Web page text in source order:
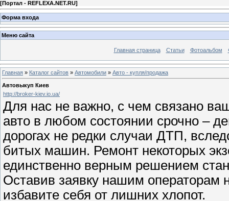
[Портал - REFLEXA.NET.RU]
Форма входа
Меню сайта
Главная страница Статьи Фотоальбом
Главная » Каталог сайтов » Автомобили » Авто - купля/продажа
Автовыкуп Киев
http://broker-kiev.io.ua/
Для нас не важно, с чем связано
авто в любом состоянии срочно –
дорогах не редки случаи ДТП,
битых машин. Ремонт некоторых
единственно верным решением
Оставив заявку нашим
избавите себя от лишних хлопот.